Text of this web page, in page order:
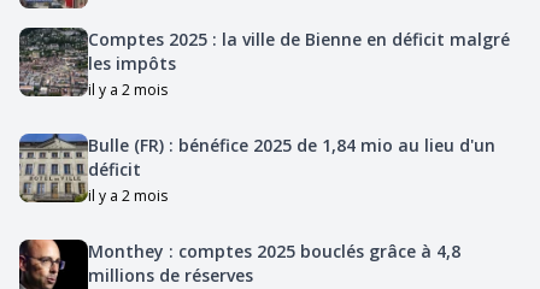
Comptes 2025 : la ville de Bienne en déficit malgré
les impôts
il y a 2 mois
Bulle (FR) : bénéfice 2025 de 1,84 mio au lieu d'un
déficit
il y a 2 mois
Monthey : comptes 2025 bouclés grâce à 4,8
millions de réserves